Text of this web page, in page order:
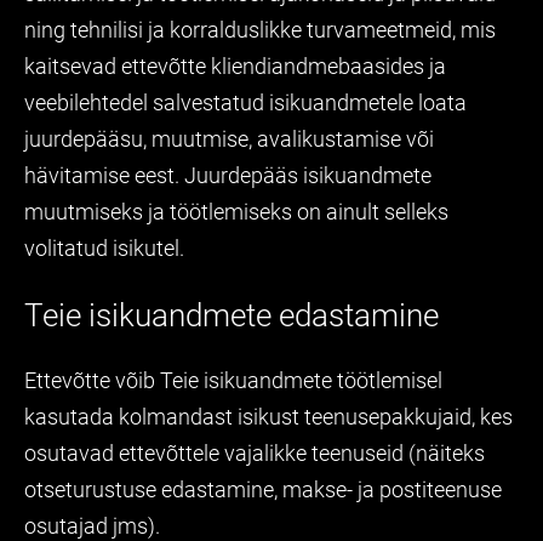
ning tehnilisi ja korralduslikke turvameetmeid, mis
kaitsevad ettevõtte kliendiandmebaasides ja
veebilehtedel salvestatud isikuandmetele loata
juurdepääsu, muutmise, avalikustamise või
hävitamise eest. Juurdepääs isikuandmete
muutmiseks ja töötlemiseks on ainult selleks
volitatud isikutel.
Teie isikuandmete edastamine
Ettevõtte võib Teie isikuandmete töötlemisel
kasutada kolmandast isikust teenusepakkujaid, kes
osutavad ettevõttele vajalikke teenuseid (näiteks
otseturustuse edastamine, makse- ja postiteenuse
osutajad jms).